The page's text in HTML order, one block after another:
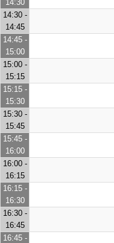
14:30
14:30 -
14:45
14:45 -
15:00
15:00 -
15:15
15:15 -
15:30
15:30 -
15:45
15:45 -
16:00
16:00 -
16:15
16:15 -
16:30
16:30 -
16:45
16:45 -